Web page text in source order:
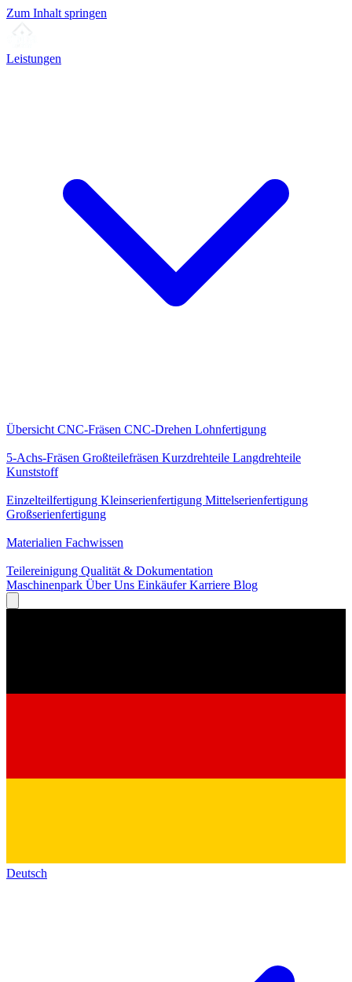
Zum Inhalt springen
Leistungen
Übersicht CNC-Fräsen CNC-Drehen Lohnfertigung
5-Achs-Fräsen Großteilefräsen Kurzdrehteile Langdrehteile
Kunststoff
Einzelteilfertigung Kleinserienfertigung Mittelserienfertigung
Großserienfertigung
Materialien Fachwissen
Teilereinigung Qualität & Dokumentation
Maschinenpark Über Uns EinkäuferKarriere Blog
Deutsch